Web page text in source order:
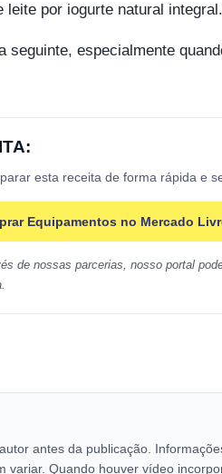
por iogurte natural integral.
especialmente
esta receita de forma rápida e
Equipamentos no Mercado
de nossas parcerias, nosso portal
antes da publicação.
variar. Quando houver vídeo